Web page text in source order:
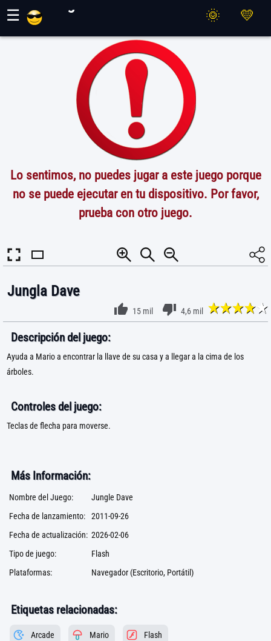
☰
Lo sentimos, no puedes jugar a este juego porque
no se puede ejecutar en tu dispositivo. Por favor,
prueba con otro juego.
Jungla Dave
15 mil 4,6 mil
Descripción del juego:
Ayuda a Mario a encontrar la llave de su casa y a llegar a la cima de los
árboles.
Controles del juego:
Teclas de flecha para moverse.
Más Información:
Nombre del Juego:
Jungle Dave
Fecha de lanzamiento: 2011-09-26
Fecha de actualización: 2026-02-06
Tipo de juego:
Flash
Plataformas:
Navegador (Escritorio, Portátil)
Etiquetas relacionadas:
Arcade Mario Flash